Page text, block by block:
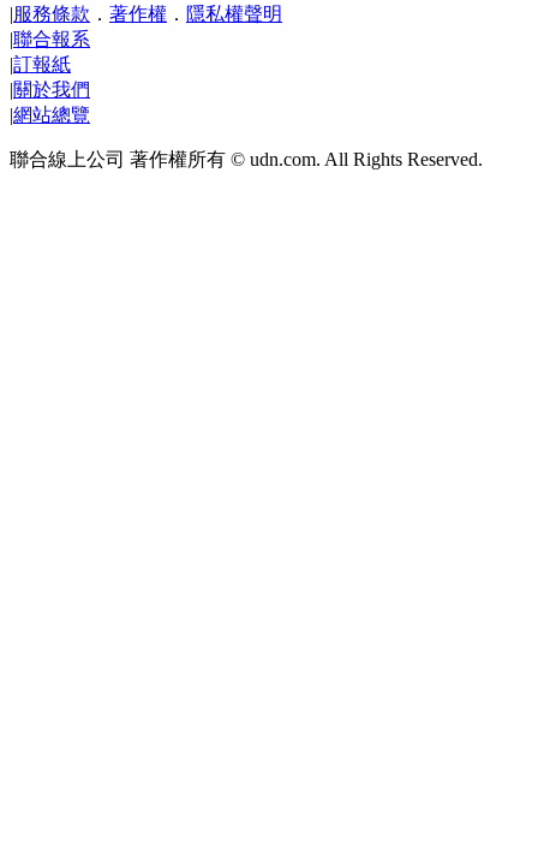
|服務條款 ． 著作權 ． 隱私權聲明
|聯合報系
|訂報紙
|關於我們
|網站總覽
聯合線上公司 著作權所有 © udn.com. All Rights Reserved.